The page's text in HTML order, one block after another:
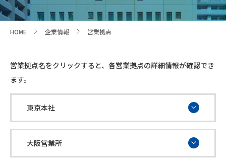
HOME 企業情報 営業拠点
営業拠点名をクリックすると、各営業拠点の詳細情報が確認でき
ます。
東京本社
大阪営業所